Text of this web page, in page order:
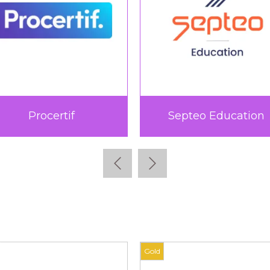
Teach Up TICTAC Learn